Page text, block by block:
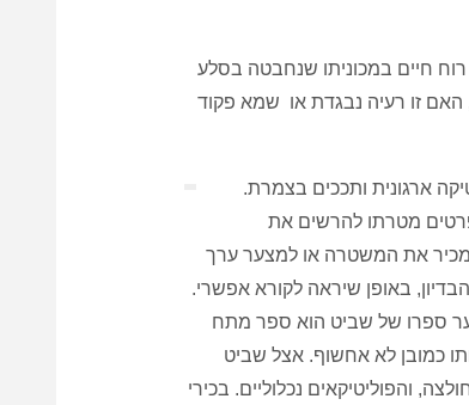
חיים במכוניתו שנחבטה בסלע
זו רעיה נבגדת או שמא פקוד
ארגונית ותככים בצמרת.
מטרתו להרשים את
מכיר את המשטרה או למצער ערך
באופן שיראה לקורא אפשרי.
ספרו של שביט הוא ספר מתח
כמובן לא אחשוף. אצל שביט
והפוליטיקאים נכלוליים. בכירי